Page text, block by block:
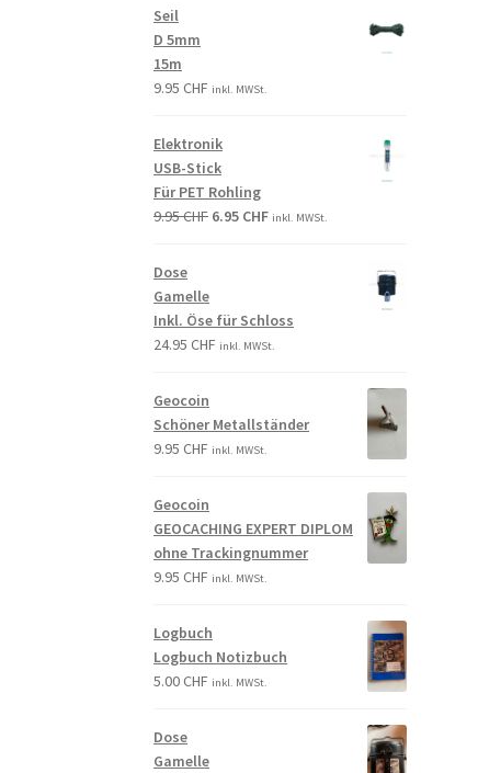
Seil
D 5mm
15m
9.95CHF inkl. MWSt.
Elektronik
USB-Stick
Für PET Rohling
9.95CHF 6.95 CHF inkl. MWSt.
Dose
Gamelle
Inkl. Öse für Schloss
24.95CHF inkl. MWSt.
Geocoin
Schöner Metallständer
9.95CHF inkl. MWSt.
Geocoin
GEOCACHING EXPERT DIPLOM
ohne Trackingnummer
9.95CHF inkl. MWSt.
Logbuch
Logbuch Notizbuch
5.00CHF inkl. MWSt.
Dose
Gamelle